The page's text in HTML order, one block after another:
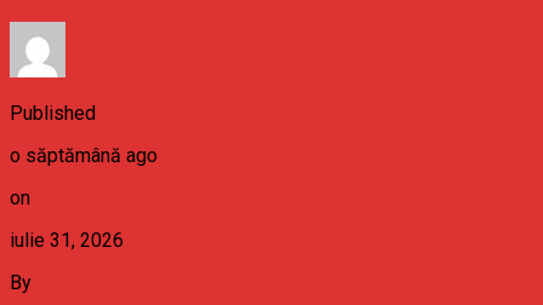
Published
o săptămână ago
on
iulie 31, 2026
By